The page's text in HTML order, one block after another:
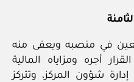
في منصبه ويعفى منه
أجره ومزاياه المالية
شؤون المركز، وتتركز